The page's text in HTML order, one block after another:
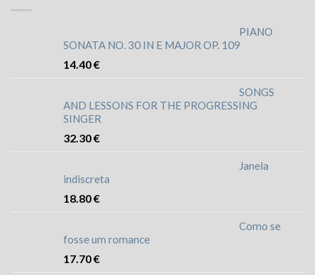
PIANO
SONATA NO. 30 IN E MAJOR OP. 109
14.40€
SONGS
AND LESSONS FOR THE PROGRESSING
SINGER
32.30€
Janela
indiscreta
18.80€
Como se
fosse um romance
17.70€